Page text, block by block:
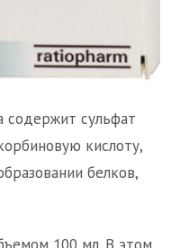
содержит сульфат
кислоту,
белков,